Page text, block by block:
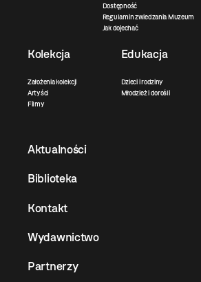
Dostępność
Regulamin zwiedzania Muzeum
Jak dojechać
Kolekcja
Założenia kolekcji
Artyści
Filmy
Edukacja
Dzieci i rodziny
Młodzież i dorośli
Aktualności
Biblioteka
Kontakt
Wydawnictwo
Partnerzy